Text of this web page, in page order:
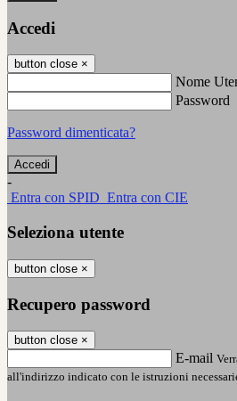
Accedi
button close ×
Nome
Password
Password dimenticata?
-
Entra con SPID Entra con CIE
Seleziona utente
button close ×
Recupero password
button close ×
E-mail
all'indirizzo indicato con le istruzioni